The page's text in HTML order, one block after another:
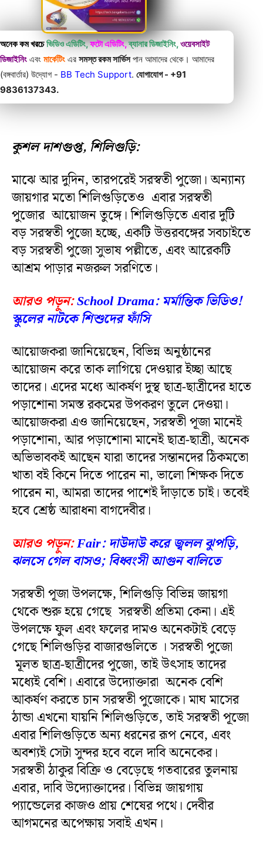
অনেক কম খরচে ভিডিও এডিটিং,ফটো এডিটিং,ব্যানার ডিজাইনিং,ওয়েবসাইট
ডিজাইনিং এবং মার্কেটিং এর সমস্ত রকম সার্ভিসপান আমাদের থেকে। আমাদের
(বঙ্গবার্তার) উদ্যোগ - BB Tech Support. যোগাযোগ - +91
9836137343.
কুশল দাশগুপ্ত, শিলিগুড়ি:
মাঝে আর দুদিন, তারপরেই সরস্বতী পুজো। অন্যান্য
জায়গার মতো শিলিগুড়িতেও এবার সরস্বতী
পুজোর আয়োজন তুঙ্গে। শিলিগুড়িতে এবার দুটি
বড় সরস্বতী পুজো হচ্ছে, একটি উত্তরবঙ্গের সবচাইতে
বড় সরস্বতী পুজো সুভাষ পল্লীতে, এবং আরেকটি
আশ্রম পাড়ার নজরুল সরণিতে।
আরও পড়ুন:School Drama: মর্মান্তিক ভিডিও!
স্কুলের নাটকে শিশুদের ফাঁসি
আয়োজকরা জানিয়েছেন, বিভিন্ন অনুষ্ঠানের
আয়োজন করে তাক লাগিয়ে দেওয়ার ইচ্ছা আছে
তাদের। এদের মধ্যে আকর্ষণ দুস্থ ছাত্র-ছাত্রীদের হাতে
পড়াশোনা সমস্ত রকমের উপকরণ তুলে দেওয়া।
আয়োজকরা এও জানিয়েছেন, সরস্বতী পূজা মানেই
পড়াশোনা, আর পড়াশোনা মানেই ছাত্র-ছাত্রী, অনেক
অভিভাবকই আছেন যারা তাদের সন্তানদের ঠিকমতো
খাতা বই কিনে দিতে পারেন না, ভালো শিক্ষক দিতে
পারেন না, আমরা তাদের পাশেই দাঁড়াতে চাই। তবেই
হবে শ্রেষ্ঠ আরাধনা বাগদেবীর।
আরও পড়ুন:Fair: দাউদাউ করে জ্বলল ঝুপড়ি,
ঝলসে গেল বাসও; বিধ্বংসী আগুন বালিতে
সরস্বতী পূজা উপলক্ষে, শিলিগুড়ি বিভিন্ন জায়গা
থেকে শুরু হয়ে গেছে সরস্বতী প্রতিমা কেনা। এই
উপলক্ষে ফুল এবং ফলের দামও অনেকটাই বেড়ে
গেছে শিলিগুড়ির বাজারগুলিতে । সরস্বতী পুজো
মূলত ছাত্র-ছাত্রীদের পুজো, তাই উৎসাহ তাদের
মধ্যেই বেশি। এবারে উদ্যোক্তারা অনেক বেশি
আকর্ষণ করতে চান সরস্বতী পুজোকে। মাঘ মাসের
ঠান্ডা এখনো যায়নি শিলিগুড়িতে, তাই সরস্বতী পূজো
এবার শিলিগুড়িতে অন্য ধরনের রূপ নেবে, এবং
অবশ্যই সেটা সুন্দর হবে বলে দাবি অনেকের।
সরস্বতী ঠাকুর বিক্রি ও বেড়েছে গতবারের তুলনায়
এবার, দাবি উদ্যোক্তাদের। বিভিন্ন জায়গায়
প্যান্ডেলের কাজও প্রায় শেষের পথে। দেবীর
আগমনের অপেক্ষায় সবাই এখন।